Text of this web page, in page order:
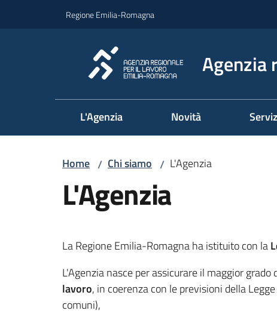
Regione Emilia-Romagna
Agenzia
L'Agenzia Novità
Home / Chi siamo / L'Agenzia
L'Agenzia
La Regione Emilia-Romagna ha istituito con la
L'Agenzia nasce per assicurare il maggior
lavoro, in coerenza con le previsioni della
comuni),